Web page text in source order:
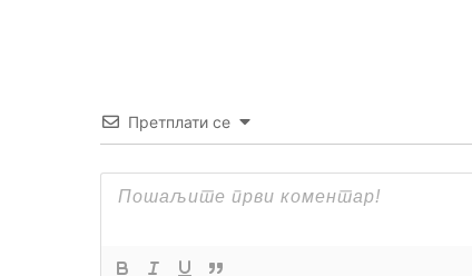
Претплати се